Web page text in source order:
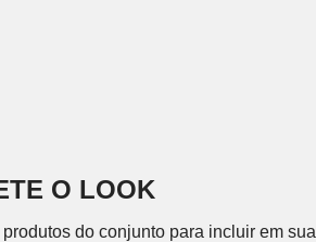
O LOOK
do conjunto para incluir em sua